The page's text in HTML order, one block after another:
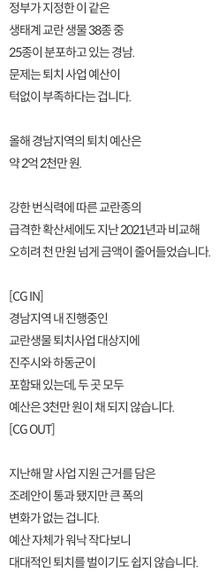
정부가 지정한 이 같은
생태계 교란 생물 38종 중
25종이 분포하고 있는 경남.
문제는 퇴치 사업 예산이
턱없이 부족하다는 겁니다.
올해 경남지역의 퇴치 예산은
약 2억 2천만 원.
강한 번식력에 따른 교란종의
급격한 확산세에도 지난 2021년과 비교해
오히려 천 만원 넘게 금액이 줄어들었습니다.
[CG IN]
경남지역 내 진행중인
교란생물 퇴치사업 대상지에
진주시와 하동군이
포함돼 있는데, 두 곳 모두
예산은 3천만 원이 채 되지 않습니다.
[CG OUT]
지난해 말 사업 지원 근거를 담은
조례안이 통과 됐지만 큰 폭의
변화가 없는 겁니다.
예산 자체가 워낙 작다보니
대대적인 퇴치를 벌이기도 쉽지 않습니다.